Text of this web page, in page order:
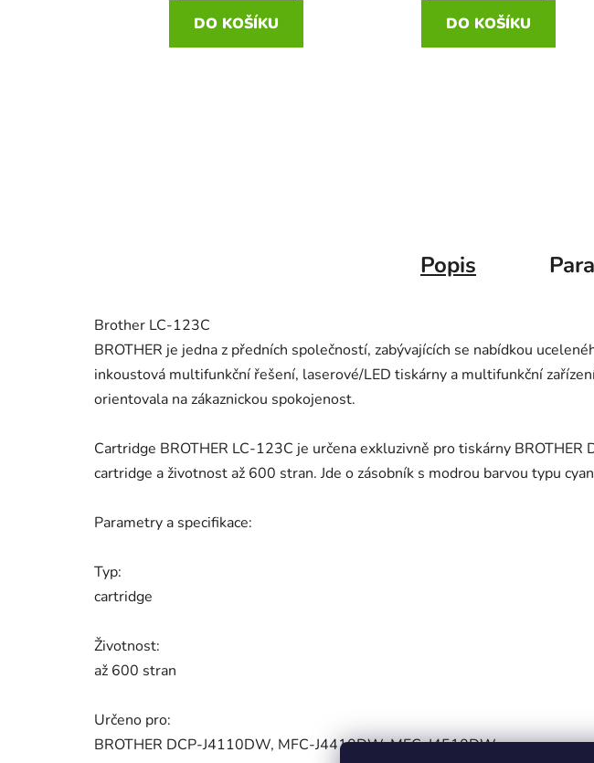
DO KOŠÍKU DO KOŠÍKU
Popis
Brother LC-123C
BROTHER je jedna z předních společností, zabývajících se nabídkou
inkoustová multifunkční řešení, laserové/LED tiskárny a multifunkční
orientovala na zákaznickou spokojenost.
Cartridge BROTHER LC-123C je určena exkluzivně pro tiskárny
cartridge a životnost až 600 stran. Jde o zásobník s modrou barvou typu
Parametry a specifikace:
Typ:
cartridge
Životnost:
až 600 stran
Určeno pro:
BROTHER DCP-J4110DW, MFC-J4410DW, MFC-J4510DW